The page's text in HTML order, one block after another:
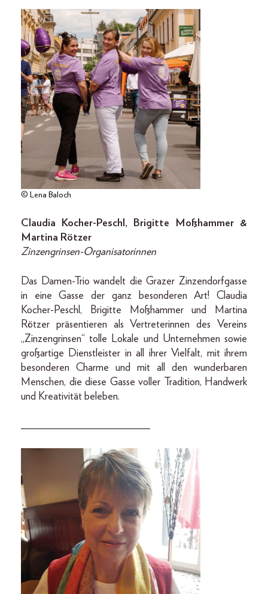
© Lena Baloch
Claudia Kocher-Peschl, Brigitte Moßhammer &
Martina Rötzer
Zinzengrinsen-Organisatorinnen
Das Damen-Trio wandelt die Grazer Zinzendorfgasse
in eine Gasse der ganz besonderen Art! Claudia
Kocher-Peschl, Brigitte Moßhammer und Martina
Rötzer präsentieren als Vertreterinnen des Vereins
„Zinzengrinsen“ tolle Lokale und Unternehmen sowie
großartige Dienstleister in all ihrer Vielfalt, mit ihrem
besonderen Charme und mit all den wunder­baren
Menschen, die diese Gasse voller Tradition, Handwerk
und Kreativität beleben.
________________________